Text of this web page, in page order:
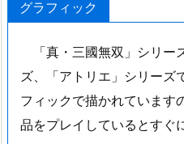
グラフィック
「真・三國無双」シリー
ズ、「アトリエ」シリーズ
フィックで描かれています
品をプレイしているとすぐ